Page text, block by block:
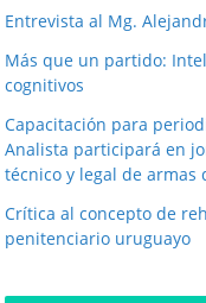
i
Entrevista al Mg.
Más que un partido:
cognitivos
Capacitación para
Analista participará en
técnico y legal de armas
Crítica al concepto de
penitenciario uruguayo